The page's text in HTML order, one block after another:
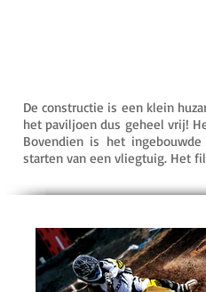
De constructie is een klein
het paviljoen dus geheel vrij!
Bovendien is het
starten van een vliegtuig. Het